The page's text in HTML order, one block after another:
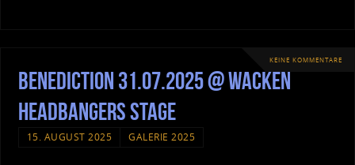
KEINE KOMMENTARE
Benediction 31.07.2025 @ Wacken
Headbangers Stage
15. AUGUST 2025 GALERIE 2025